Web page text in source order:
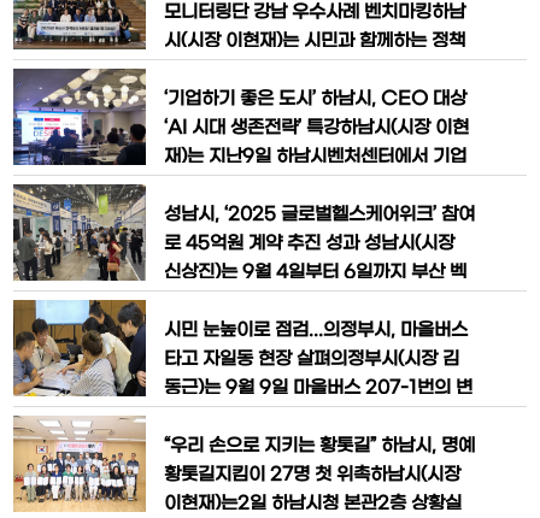
마련하기 위해 진행됐다. 시는 재정
정책포럼을 개최했다.이번 포럼은 동두천
국가산업단지를 경기북부 첨단 방위산업
을 모색하기 위해 마련됐다.포럼은 정부
정책 발표와 전문가 토론으로 구성됐다.
방
모니터링단 강남 우수사례 벤치마킹​하남
시(시장 이현재)는 시민과 함께하는 정책
9월11일 강남구의 대표적인 우수 정책 현
장인 강남힐링센터와 로봇 플러스 테스트
필드를 방문했다고 밝혔다.이번 벤치마킹
구의 혁신 사례를 직접 살펴보고,하남시
정책에 접목할 수 있는 방안을 모색하기
위해 추진
​‘기업하기 좋은 도시’ 하남시, CEO 대상
‘AI 시대 생존전략’ 특강하남시(시장 이현
재)는 지난9일 하남시벤처센터에서 기업
대 경영자에게 전하는 생존전략’을 주제로
특별 강연을 열었다고 밝혔다.이번 특강은
AI를 비롯한 최신 경영 트렌드를 배우고
기업하기 좋은 환경을 조성하기 위한 평생
학습 차원의 지원 프로그램이다
성남시, ‘2025 글로벌헬스케어위크’ 참여
로 45억원 계약 추진 성과 성남시(시장
신상진)는 9월 4일부터 6일까지 부산 벡
크’에 성남공동관을 운영해 총 45억원 규
모의 계약 추진 성과를 거뒀다고 10일 밝
혔다.이번 전시회는 복지·재활, 항노화, 뷰
규모의 헬스케어 전문 박람회다.성남공동
관에는 △㈜트리비스 △네오펙트 △㈜
시민 눈높이로 점검...의정부시, 마을버스
타고 자일동 현장 살펴의정부시(시장 김
동근)는 9월 9일 마을버스 207-1번의 변
산림욕장을 방문하고, 자일동 주요 사업
현장을 점검했다.이번 점검은 마을버스 2
07-1번을 직접 체험하며 교통환경을 확
“우리 손으로 지키는 황톳길” 하남시, 명예
황톳길지킴이 27명 첫 위촉​하남시(시장
이현재)는2일 하남시청 본관2층 상황실